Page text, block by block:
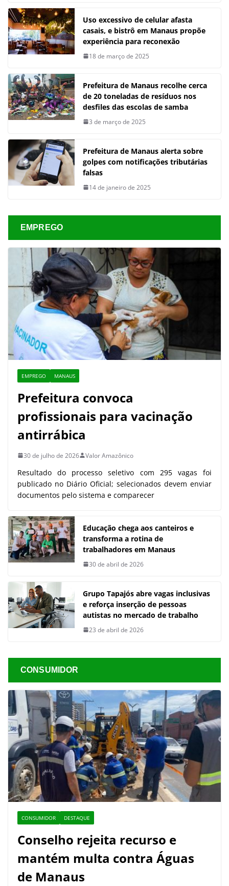
Uso excessivo de celular afasta
casais, e bistrô em Manaus propõe
experiência para reconexão
18 de março de 2025
Prefeitura de Manaus recolhe cerca
de 20 toneladas de resíduos nos
desfiles das escolas de samba
3 de março de 2025
Prefeitura de Manaus alerta sobre
golpes com notificações tributárias
falsas
14 de janeiro de 2025
EMPREGO
EMPREGO MANAUS
Prefeitura convoca
profissionais para vacinação
antirrábica
30 de julho de 2026 Valor Amazônico
Resultado do processo seletivo com 295 vagas foi
publicado no Diário Oficial; selecionados devem enviar
documentos pelo sistema e comparecer
Educação chega aos canteiros e
transforma a rotina de
trabalhadores em Manaus
30 de abril de 2026
Grupo Tapajós abre vagas inclusivas
e reforça inserção de pessoas
autistas no mercado de trabalho
23 de abril de 2026
CONSUMIDOR
CONSUMIDOR DESTAQUE
Conselho rejeita recurso e
mantém multa contra Águas
de Manaus